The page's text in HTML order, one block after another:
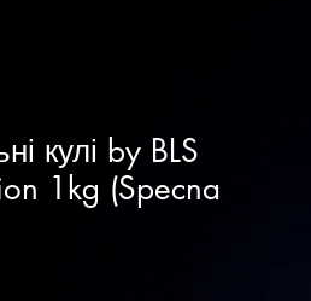
кулі by BLS
1kg (Specna